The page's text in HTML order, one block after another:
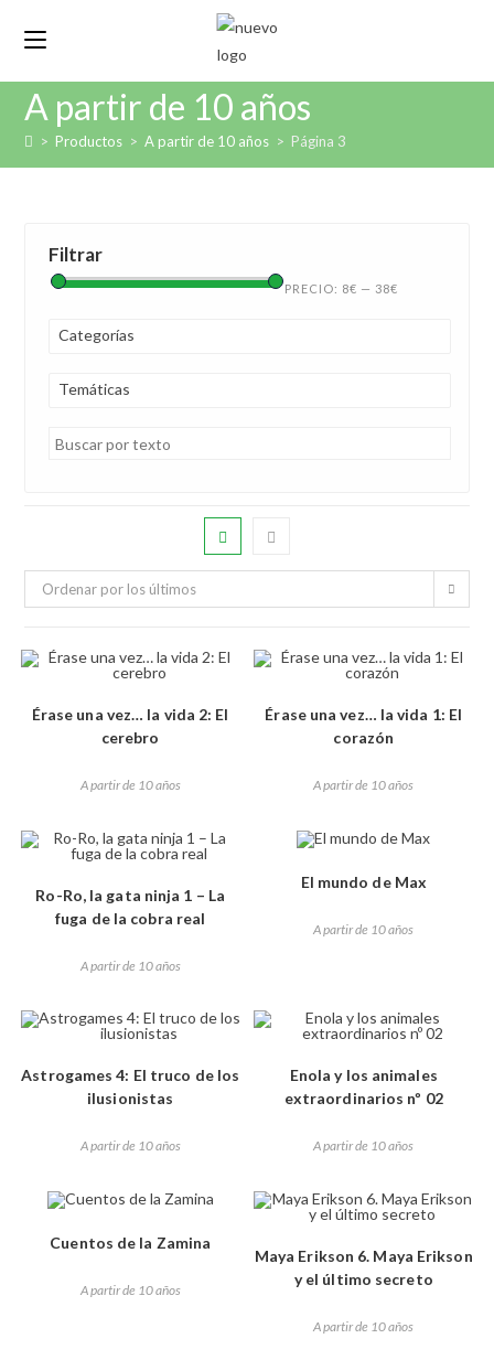
A partir de 10 años
> Productos > A partir de 10 años > Página 3
Filtrar
PRECIO: 8€ — 38€
Categorías
Temáticas
Ordenar por los últimos
Érase una vez… la vida 2: El
cerebro
A partir de 10 años
Érase una vez… la vida 1: El
corazón
A partir de 10 años
Ro-Ro, la gata ninja 1 – La
fuga de la cobra real
A partir de 10 años
El mundo de Max
A partir de 10 años
Astrogames 4: El truco de los
ilusionistas
A partir de 10 años
Enola y los animales
extraordinarios nº 02
A partir de 10 años
Cuentos de la Zamina
A partir de 10 años
Maya Erikson 6. Maya Erikson
y el último secreto
A partir de 10 años